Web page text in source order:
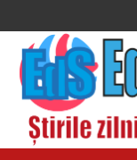
to
content